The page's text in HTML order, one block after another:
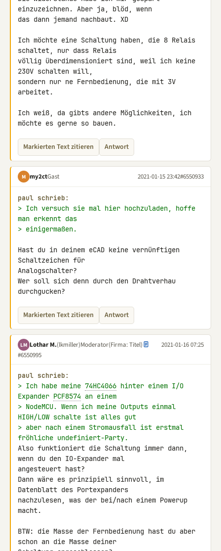
einzuzeichnen. Aber ja, blöd, wenn
das dann jemand nachbaut. XD
Ich möchte eine Schaltung haben, die 8 Relais
schaltet, nur dass Relais
völlig überdimensioniert sind, weil ich keine
230V schalten will,
sondern nur ne Fernbedienung, die mit 3V
arbeitet.
Ich weiß, da gibts andere Möglichkeiten, ich
möchte es gerne so bauen.
Markierten Text zitieren Antwort
M my2ctGast 2021-01-15 23:42#6550933
paul schrieb:
> Ich versuch sie mal hier hochzuladen, hoffe
man erkennt das
> einigermaßen.
Hast du in deinem eCAD keine vernünftigen
Schaltzeichen für
Analogschalter?
Wer soll sich denn durch den Drahtverhau
durchgucken?
Markierten Text zitieren Antwort
LM Lothar M.(lkmiller)Moderator(Firma: Titel)
2021-01-16 07:25
#6550995
paul schrieb:
> Ich habe meine 74HC4066 hinter einem I/O
Expander PCF8574 an einem
> NodeMCU. Wenn ich meine Outputs einmal
HIGH/LOW schalte ist alles gut
> aber nach einem Stromausfall ist erstmal
fröhliche undefiniert-Party.
Also funktioniert die Schaltung immer dann,
wenn du den IO-Expander mal
angesteuert hast?
Dann wäre es prinzipiell sinnvoll, im
Datenblatt des Portexpanders
nachzulesen, was der bei/nach einem Powerup
macht.
BTW: die Masse der Fernbedienung hast du aber
schon an die Masse deiner